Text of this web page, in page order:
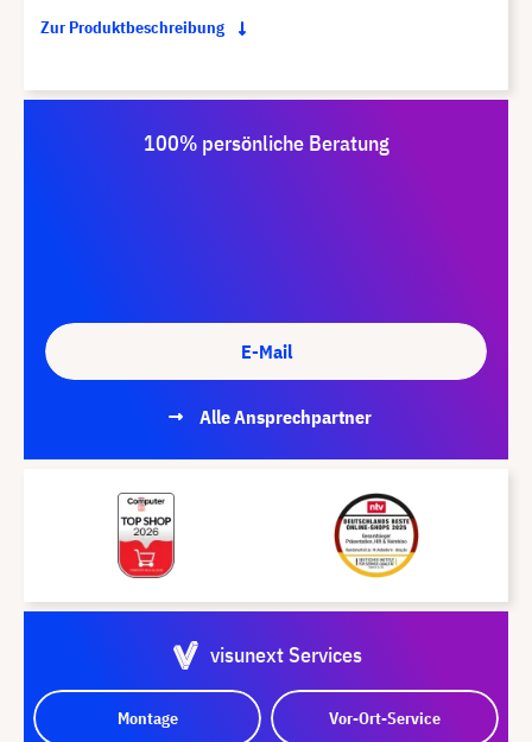
Zur Produktbeschreibung
100% persönliche Beratung
E-Mail
Alle Ansprechpartner
visunext Services
Montage Vor-Ort-Service